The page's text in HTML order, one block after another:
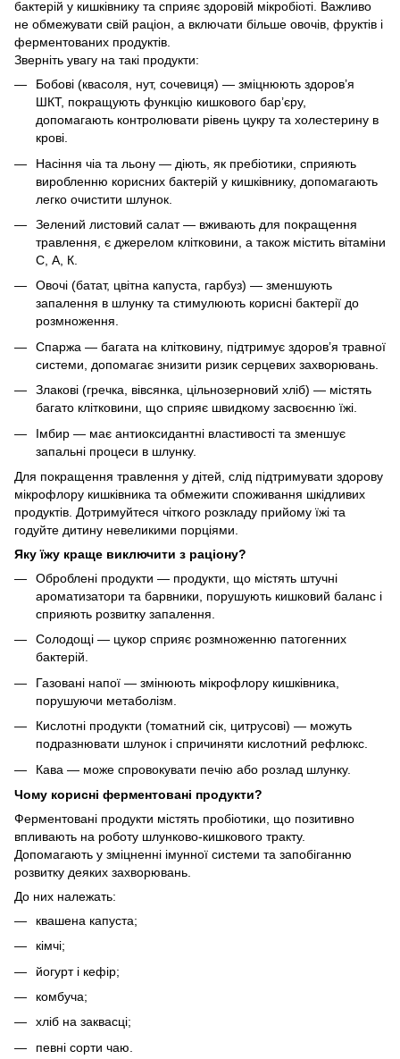
бактерій у кишківнику та сприяє здоровій мікробіоті. Важливо
не обмежувати свій раціон, а включати більше овочів, фруктів і
ферментованих продуктів.
Зверніть увагу на такі продукти:
Бобові (квасоля, нут, сочевиця) — зміцнюють здоров’я
ШКТ, покращують функцію кишкового бар’єру,
допомагають контролювати рівень цукру та холестерину в
крові.
Насіння чіа та льону — діють, як пребіотики, сприяють
виробленню корисних бактерій у кишківнику, допомагають
легко очистити шлунок.
Зелений листовий салат — вживають для покращення
травлення, є джерелом клітковини, а також містить вітаміни
С, А, К.
Овочі (батат, цвітна капуста, гарбуз) — зменшують
запалення в шлунку та стимулюють корисні бактерії до
розмноження.
Спаржа — багата на клітковину, підтримує здоров’я травної
системи, допомагає знизити ризик серцевих захворювань.
Злакові (гречка, вівсянка, цільнозерновий хліб) — містять
багато клітковини, що сприяє швидкому засвоєнню їжі.
Імбир — має антиоксидантні властивості та зменшує
запальні процеси в шлунку.
Для покращення травлення у дітей, слід підтримувати здорову
мікрофлору кишківника та обмежити споживання шкідливих
продуктів. Дотримуйтеся чіткого розкладу прийому їжі та
годуйте дитину невеликими порціями.
Яку їжу краще виключити з раціону?
Оброблені продукти — продукти, що містять штучні
ароматизатори та барвники, порушують кишковий баланс і
сприяють розвитку запалення.
Солодощі — цукор сприяє розмноженню патогенних
бактерій.
Газовані напої — змінюють мікрофлору кишківника,
порушуючи метаболізм.
Кислотні продукти (томатний сік, цитрусові) — можуть
подразнювати шлунок і спричиняти кислотний рефлюкс.
Кава — може спровокувати печію або розлад шлунку.
Чому корисні ферментовані продукти?
Ферментовані продукти містять пробіотики, що позитивно
впливають на роботу шлунково-кишкового тракту.
Допомагають у зміцненні імунної системи та запобіганню
розвитку деяких захворювань.
До них належать:
квашена капуста;
кімчі;
йогурт і кефір;
комбуча;
хліб на заквасці;
певні сорти чаю.